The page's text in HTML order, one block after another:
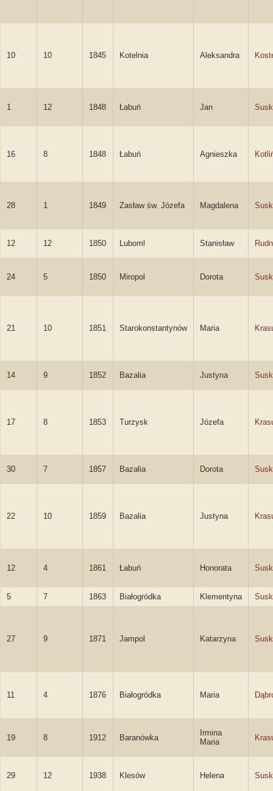
10 10 1845 Kotelnia Aleksandra
1 12 1848 Łabuń Jan
16 8 1848 Łabuń Agnieszka
28 1 1849 Zasław św. Józefa Magdalena
12 12 1850 Luboml Stanisław
24 5 1850 Miropol Dorota
21 10 1851 Starokonstantynów Maria
14 9 1852 Bazalia Justyna
17 8 1853 Turzysk Józefa
30 7 1857 Bazalia Dorota
22 10 1859 Bazalia Justyna
12 4 1861 Łabuń Honorata
5 7 1863 Białogródka Klementyna
27 9 1871 Jampol Katarzyna
11 4 1876 Białogródka Maria
19 8 1912 Baranówka
Irmina
Maria
29 12 1938 Klesów Helena